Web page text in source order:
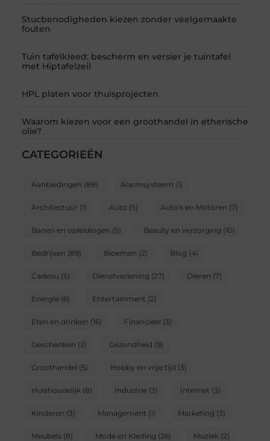
Stucbenodigheden kiezen zonder veelgemaakte
fouten
Tuin tafelkleed: bescherm en versier je tuintafel
met Hiptafelzeil
HPL platen voor thuisprojecten
Waarom kiezen voor een groothandel in etherische
olie?
CATEGORIEËN
Aanbiedingen (88) Alarmsysteem (1)
Architectuur (1) Auto (5) Auto's en Motoren (7)
Banen en opleidingen (5) Beauty en verzorging (10)
Bedrijven (89) Bloemen (2) Blog (4)
Cadeau (5) Dienstverlening (27) Dieren (7)
Energie(6) Entertainment (2)
Eten en drinken (16) Financieel (3)
Geschenken (2) Gezondheid (9)
Groothandel (5) Hobby en vrije tijd (3)
Huishoudelijk (8) Industrie(3) Internet (3)
Kinderen (3) Management (1) Marketing (3)
Meubels(8) Mode en Kleding (26) Muziek (2)